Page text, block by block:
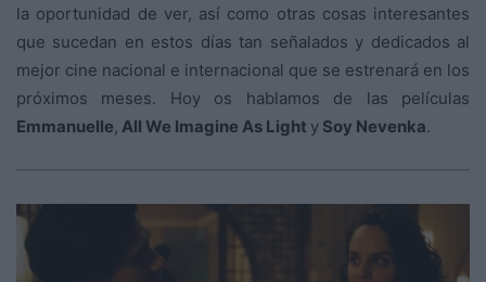
la oportunidad de ver, así como otras cosas interesantes
que sucedan en estos días tan señalados y dedicados al
mejor cine nacional e internacional que se estrenará en los
próximos meses. Hoy os hablamos de las películas
Emmanuelle, All We Imagine As Light y Soy Nevenka.